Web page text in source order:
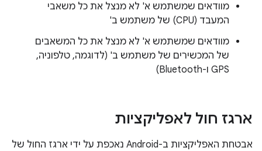
מוודאים שמשתמש א' לא מנצל את כל משאבי
המעבד (CPU) של משתמש ב'
מוודאים שמשתמש א' לא מנצל את כל המשאבים
של המכשירים של משתמש ב' (לדוגמה, טלפוניה,
GPS ו-Bluetooth)
ארגז חול לאפליקציות
אבטחת האפליקציות ב-Android נאכפת על ידי ארגז החול של